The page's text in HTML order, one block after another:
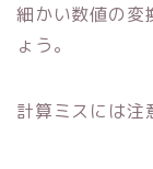
細かい数値の変
ょう。
計算ミスには注